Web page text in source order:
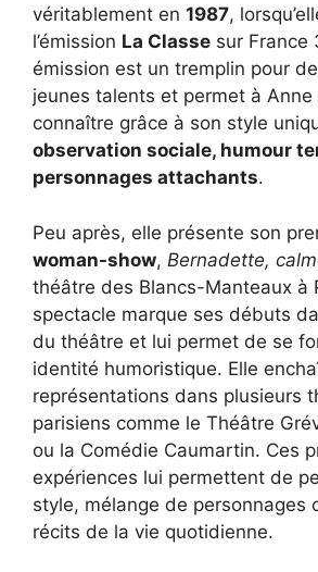
véritablement en 1987,
l’émission La Classe sur France
émission est un tremplin pour
jeunes talents et permet à
connaître grâce à son style
observation sociale, humour
personnages attachants.
Peu après, elle présente son
woman-show, Bernadette,
théâtre des Blancs-Manteaux à
spectacle marque ses débuts
du théâtre et lui permet de se
identité humoristique. Elle
représentations dans plusieurs
parisiens comme le Théâtre
ou la Comédie Caumartin. Ces
expériences lui permettent de
style, mélange de personnages
récits de la vie quotidienne.